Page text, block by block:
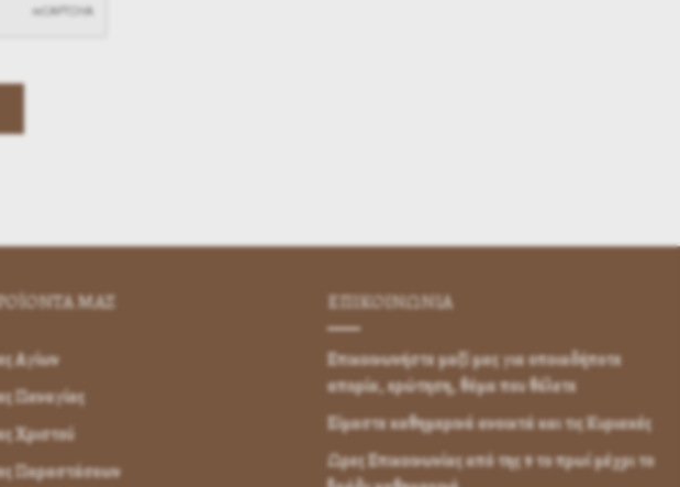
ΜΑΣ
Αγίων
Παναγίας
Χριστού
Παραστάσεων
ΕΠΙΚΟΙΝΩΝΊΑ
Επικοινωνήστε μαζί μας για οποιαδήποτε
απορία, ερώτηση, θέμα που θέλετε
Είμαστε καθημερινά ανοικτά και τις Κυριακές
Ωρες Επικοινωνίας από της 9 το πρωί μέχρι το